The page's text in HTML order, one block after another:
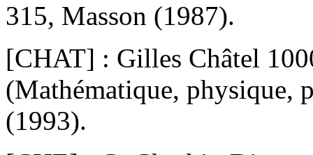
315, Masson (1987).
[CHAT] : Gilles Châtel
(Mathématique, physique,
(1993).